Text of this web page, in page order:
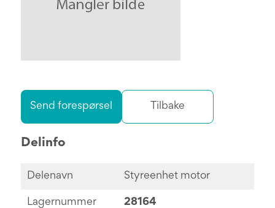
Send forespørsel Tilbake
Delinfo
Delenavn Styreenhet motor
Lagernummer 28164